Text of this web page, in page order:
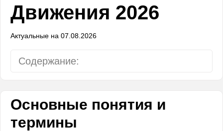
Движения 2026
Актуальные на 07.08.2026
Содержание:
Общие обязанности водителей
Применение специальных сигналов
Основные понятия и
термины